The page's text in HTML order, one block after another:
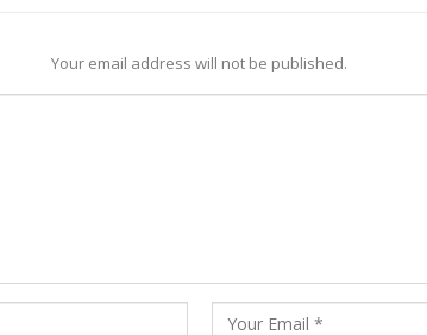
Your email address will not be published.